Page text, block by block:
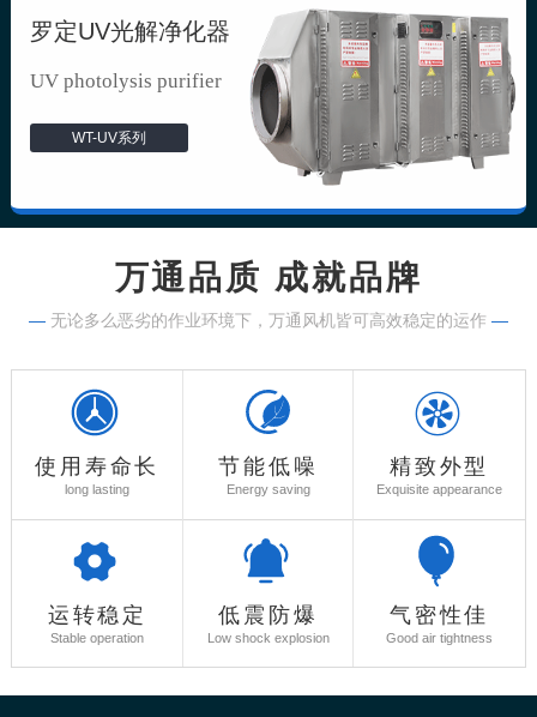
罗定UV光解净化器
UV photolysis purifier
WT-UV系列
万通品质 成就品牌
— 无论多么恶劣的作业环境下，万通风机皆可高效稳定的运作 —
使用寿命长
long lasting
节能低噪
Energy saving
精致外型
Exquisite appearance
运转稳定
Stable operation
低震防爆
Low shock explosion
气密性佳
Good air tightness